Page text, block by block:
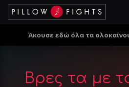
Άκουσε εδώ όλα τα
Βρες τα με